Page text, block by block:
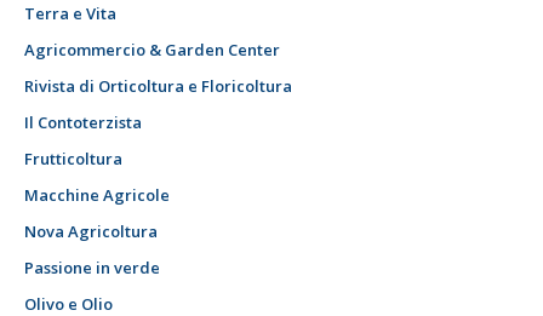
Terra e Vita
Agricommercio & Garden Center
Rivista di Orticoltura e Floricoltura
Il Contoterzista
Frutticoltura
Macchine Agricole
Nova Agricoltura
Passione in verde
Olivo e Olio